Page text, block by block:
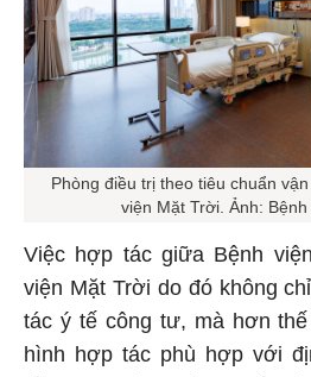
Phòng điều trị theo tiêu chuẩn
viện Mặt Trời. Ảnh:
Việc hợp tác giữa Bệnh
viện Mặt Trời do đó không
tác ý tế công tư, mà hơn
hình hợp tác phù hợp với